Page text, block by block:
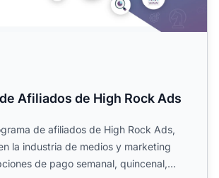
Afiliados de High Rock Ads
de afiliados de High Rock Ads,
la industria de medios y marketing
de pago semanal, quincenal,